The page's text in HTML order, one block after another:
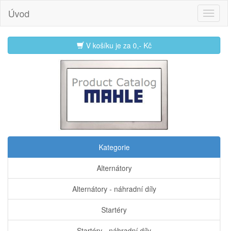
Úvod
V košíku je za 0,- Kč
Kategorie
Alternátory
Alternátory - náhradní díly
Startéry